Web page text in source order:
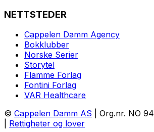
NETTSTEDER
Cappelen Damm Agency
Bokklubber
Norske Serier
Storytel
Flamme Forlag
Fontini Forlag
VAR Healthcare
© Cappelen Damm AS | Org.nr. NO
Rettigheter og lover